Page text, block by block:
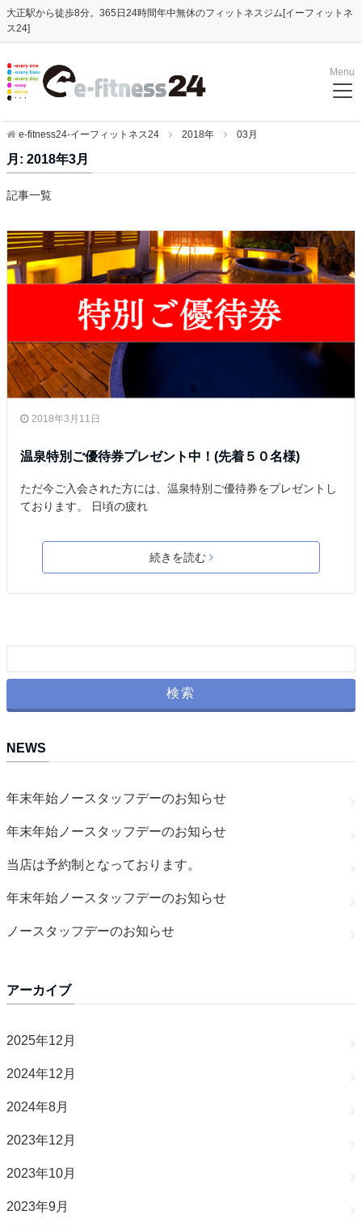
大正駅から徒歩8分。365日24時間年中無休のフィットネスジム[イーフィットネ
ス24]
Menu
e-fitness24-イーフィットネス24 2018年 03月
月: 2018年3月
記事一覧
2018年3月11日
温泉特別ご優待券プレゼント中！(先着５０名様)
ただ今ご入会された方には、温泉特別ご優待券をプレゼントし
ております。 日頃の疲れ
続きを読む
NEWS
年末年始ノースタッフデーのお知らせ
年末年始ノースタッフデーのお知らせ
当店は予約制となっております。
年末年始ノースタッフデーのお知らせ
ノースタッフデーのお知らせ
アーカイブ
2025年12月
2024年12月
2024年8月
2023年12月
2023年10月
2023年9月